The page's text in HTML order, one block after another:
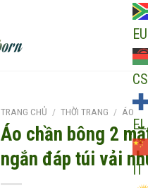
EU
CS
EL
IT
TRANG CHỦ / THỜI TRANG / ÁO
Áo chần bông 2
ngắn đáp túi vải